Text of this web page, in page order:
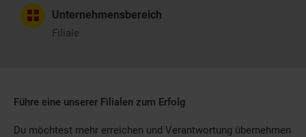
Unternehmensbereich
Filiale
Führe eine unserer Filialen zum Erfolg
Du möchtest mehr erreichen und Verantwortung übernehmen